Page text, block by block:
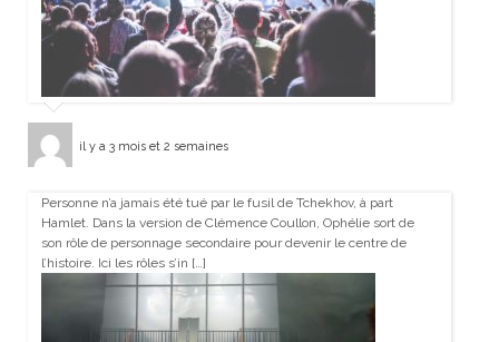
il y a 3 mois et 2 semaines
Personne n’a jamais été tué par le fusil de Tchekhov, à part
Hamlet. Dans la version de Clémence Coullon, Ophélie sort de
son rôle de personnage secondaire pour devenir le centre de
l’histoire. Ici les rôles s’in […]